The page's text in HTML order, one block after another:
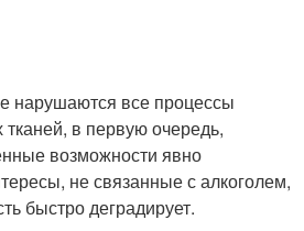
нарушаются все процессы
в первую очередь,
возможности явно
не связанные с алкоголем,
быстро деградирует.